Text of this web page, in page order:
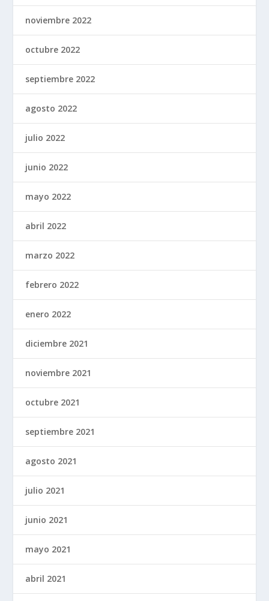
noviembre 2022
octubre 2022
septiembre 2022
agosto 2022
julio 2022
junio 2022
mayo 2022
abril 2022
marzo 2022
febrero 2022
enero 2022
diciembre 2021
noviembre 2021
octubre 2021
septiembre 2021
agosto 2021
julio 2021
junio 2021
mayo 2021
abril 2021